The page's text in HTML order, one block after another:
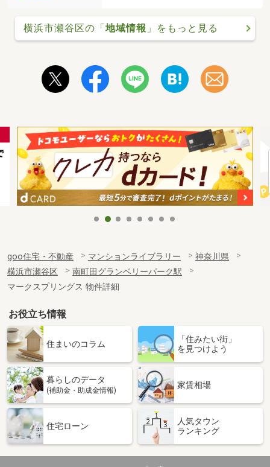
横浜市瀬谷区の「 地域情報 」をもっと見る
goo住宅・不動産 マンションライブラリー
神奈川県
横浜市瀬谷区
南町田グランベリーパーク駅
マークスプリングス 物件詳細
お役立ち情報
住まいのコラム
「住みたい街」
を見つけよう
暮らしのデータ
(補助金・助成金情報)
家賃相場
住宅ローン
人気タウン
ランキング